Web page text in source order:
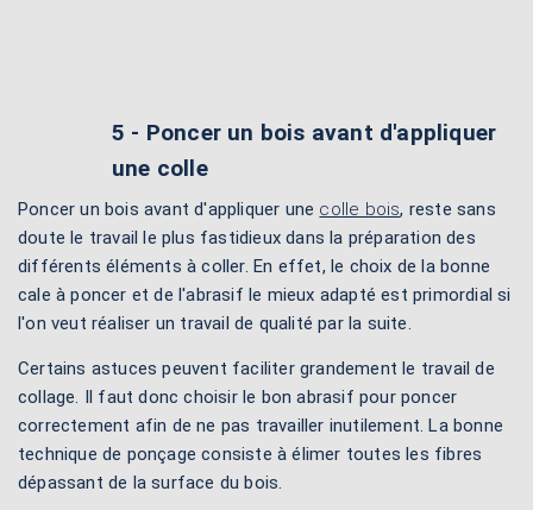
5 - Poncer un bois avant d'appliquer
une colle
Poncer un bois avant d'appliquer une colle bois, reste sans
doute le travail le plus fastidieux dans la préparation des
différents éléments à coller. En effet, le choix de la bonne
cale à poncer et de l'abrasif le mieux adapté est primordial si
l'on veut réaliser un travail de qualité par la suite.
Certains astuces peuvent faciliter grandement le travail de
collage. Il faut donc choisir le bon abrasif pour poncer
correctement afin de ne pas travailler inutilement. La bonne
technique de ponçage consiste à élimer toutes les fibres
dépassant de la surface du bois.